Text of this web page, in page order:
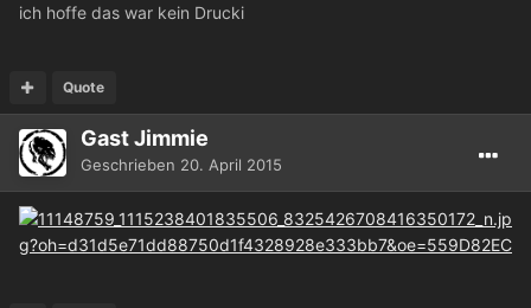
ich hoffe das war kein Drucki
Quote
Gast Jimmie
Geschrieben 20. April 2015